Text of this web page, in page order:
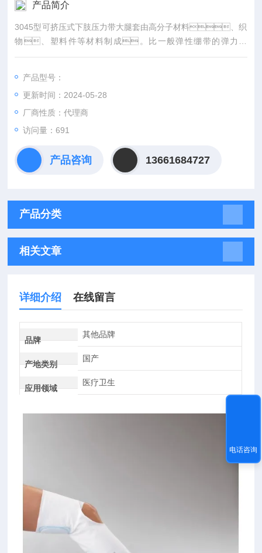
产品简介
3045型可挤压式下肢压力带大腿套由高分子材料、织
物、塑料件等材料制成。比一般弹性绷带的弹力更
高，间接作用于创面，捆绑到病人下
复使用。
产品型号：
更新时间：2024-05-28
厂商性质：代理商
访问量：691
产品咨询 13661684727
产品分类
相关文章
详细介绍 在线留言
品牌
其他品牌
产地类别
国产
应用领域
医疗卫生
电话咨询